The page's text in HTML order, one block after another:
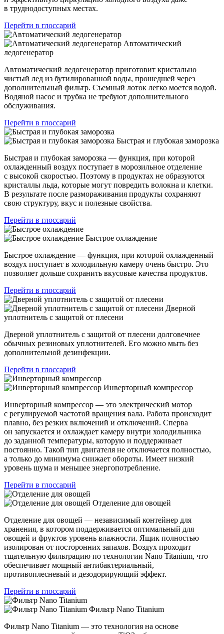
в труднодоступных местах.
Перейти в глоссарий
Автоматический
ледогенератор
Автоматический ледогенератор приготовит кристально
чистый лед из бутилированной воды, прошедшей через
дополнительный фильтр. Съемный лоток легко моется водой.
Водяной насос и трубка не требуют дополнительного
обслуживания.
Перейти в глоссарий
Быстрая и глубокая заморозка
Быстрая и глубокая заморозка — функция, при которой
охлажденный воздух поступает в морозильное отделение
с высокой скоростью. Поэтому в продуктах не образуются
кристаллы льда, которые могут повредить волокна и клетки.
В результате после размораживания продукты сохраняют
свою структуру, вкус и полезные свойства.
Перейти в глоссарий
Быстрое охлаждение
Быстрое охлаждение — функция, при которой охлажденный
воздух поступает в холодильную камеру очень быстро. Это
позволяет дольше сохранить вкусовые качества продуктов.
Перейти в глоссарий
Дверной
уплотнитель с защитой от плесени
Дверной уплотнитель с защитой от плесени долговечнее
обычных резиновых уплотнителей. Его можно мыть без
дополнительной дезинфекции.
Перейти в глоссарий
Инверторный компрессор
Инверторный компрессор — это электрический мотор
с регулируемой частотой вращения вала. Работа происходит
плавно, без резких включений и отключений. Сперва
он запускается и охлаждает камеру внутри холодильника
до заданной температуры, которую и поддерживает
постоянно. Такой тип двигателя не отключается полностью,
а только до минимума снижает обороты. Имеет низкий
уровень шума и меньшее энергопотребление.
Перейти в глоссарий
Отделение для овощей
Отделение для овощей — независимый контейнер для
хранения, в котором поддерживается оптимальный для
овощей и фруктов уровень влажности. Ящик полностью
изолирован от посторонних запахов. Воздух проходит
тщательную фильтрацию по технологии Nano Titanium, что
обеспечивает мощный антибактериальный,
противоплесневый и дезодорирующий эффект.
Перейти в глоссарий
Фильтр Nano Titanium
Фильтр Nano Titanium — это технология на основе